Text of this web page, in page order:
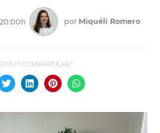
por Miquéli Romero